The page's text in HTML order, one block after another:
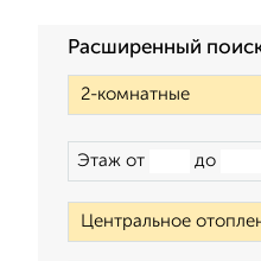
Расширенный
Этаж от до